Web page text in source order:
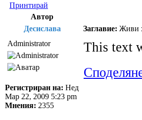
Принтирай
Автор
Десислава
Заглавие: Живи
Administrator
Регистриран на: Нед
Мар 22, 2009 5:23 pm
Мнения: 2355
This text